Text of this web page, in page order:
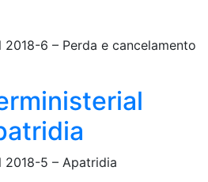
6 – Perda e cancelamento
2018-5 – Apatridia